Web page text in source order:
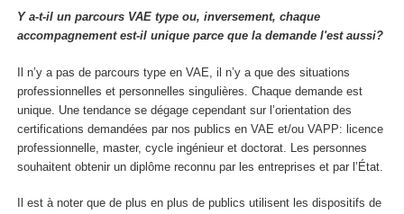
Y a-t-il un parcours VAE type ou, inversement, chaque
accompagnement est-il unique parce que la demande l'est aussi?
Il n’y a pas de parcours type en VAE, il n’y a que des situations
professionnelles et personnelles singulières. Chaque demande est
unique. Une tendance se dégage cependant sur l’orientation des
certifications demandées par nos publics en VAE et/ou VAPP: licence
professionnelle, master, cycle ingénieur et doctorat. Les personnes
souhaitent obtenir un diplôme reconnu par les entreprises et par l’État.
Il est à noter que de plus en plus de publics utilisent les dispositifs de